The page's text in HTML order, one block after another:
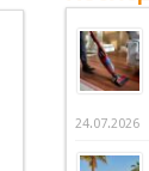
24.07.2026